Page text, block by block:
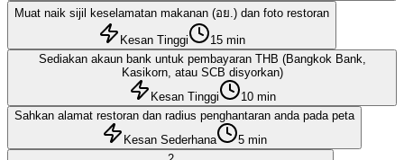
Muat naik sijil keselamatan makanan (อย.) dan foto restoran
Kesan Tinggi
15 min
Sediakan akaun bank untuk pembayaran THB (Bangkok Bank,
Kasikorn, atau SCB disyorkan)
Kesan Tinggi
10 min
Sahkan alamat restoran dan radius penghantaran anda pada peta
Kesan Sederhana
5 min